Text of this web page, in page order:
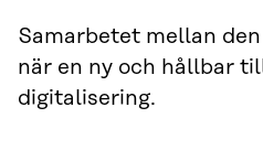
Samarbetet mellan
när en ny och hållbar
digitalisering.